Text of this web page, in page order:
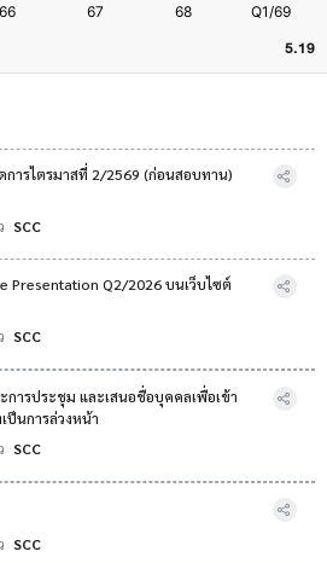
5.19
การไตรมาสที่ 2/2569 (ก่อนสอบทาน)
SCC
Presentation Q2/2026 บนเว็บไซต์
SCC
การประชุม และเสนอชื่อบุคคลเพื่อเข้า
ป็นการล่วงหน้า
SCC
SCC